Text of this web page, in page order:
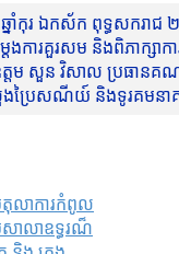
កុរ ឯកស័ក ពុទ្ធសករាជ
រគួរសម និងពិភាក្សាកា
ម សួន វិសាល ប្រធានគណ
រសួងប្រៃសណីយ៍ និងទូរគ
តុលាការកំពូល
ាលាឧទ្ធរណ៏